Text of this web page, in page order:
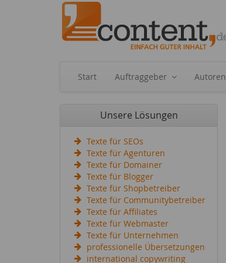
Start Auftraggeber Autoren
Unsere Lösungen
Texte für SEOs
Texte für Agenturen
Texte für Domainer
Texte für Blogger
Texte für Shopbetreiber
Texte für Communitybetreiber
Texte für Affiliates
Texte für Webmaster
Texte für Unternehmen
professionelle Übersetzungen
international copywriting